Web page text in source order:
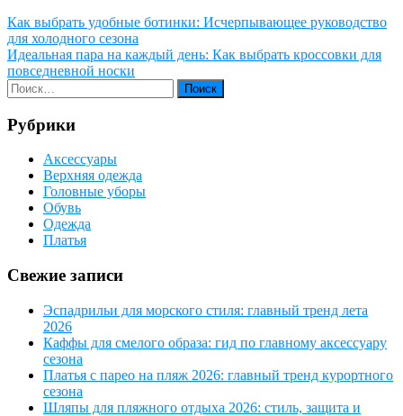
Навигация
по
записям
Как выбрать удобные ботинки: Исчерпывающее руководство
для холодного сезона
Идеальная пара на каждый день: Как выбрать кроссовки для
повседневной носки
Рубрики
Аксессуары
Верхняя одежда
Головные уборы
Обувь
Одежда
Платья
Свежие записи
Эспадрильи для морского стиля: главный тренд лета
2026
Каффы для смелого образа: гид по главному аксессуару
сезона
Платья с парео на пляж 2026: главный тренд курортного
сезона
Шляпы для пляжного отдыха 2026: стиль, защита и